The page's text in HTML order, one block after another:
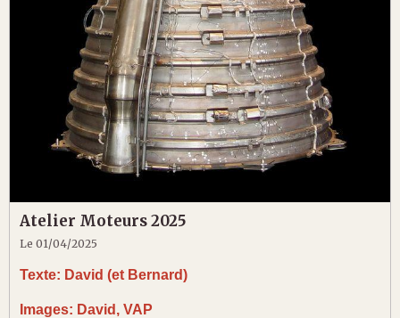
Atelier Moteurs 2025
Le 01/04/2025
Texte: David (et Bernard)
Images: David, VAP